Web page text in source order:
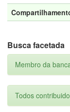
Busca facetada
Membro da
Todos